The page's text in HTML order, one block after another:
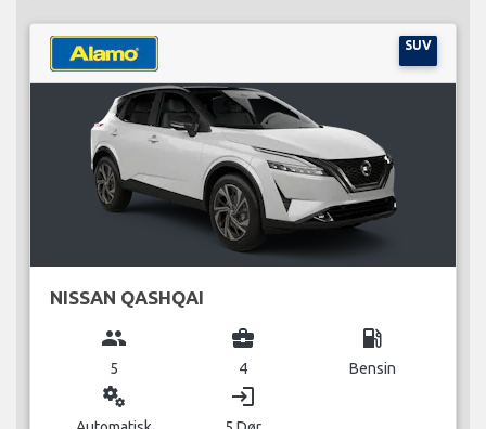
SUV
NISSAN QASHQAI
group
5
business_center
4
local_gas_station
Bensin
miscellaneous_services login